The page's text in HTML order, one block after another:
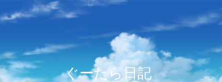
ぐーたら日記